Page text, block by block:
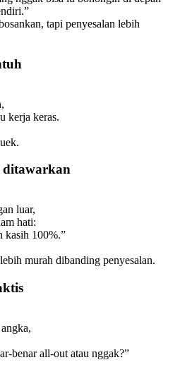
tapi penyesalan lebih
kerja keras.
ditawarkan
luar,
hati:
kasih 100%.”
murah dibanding penyesalan.
benar all-out atau nggak?”